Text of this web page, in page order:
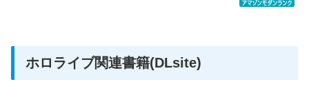
ホロライブ関連書籍(DLsite)